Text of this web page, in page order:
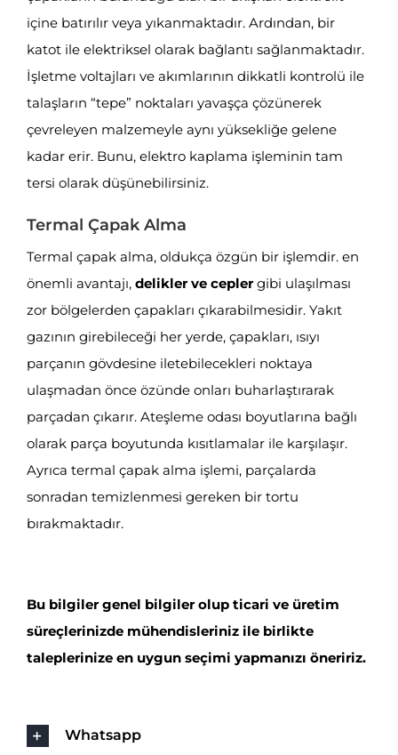
içine batırılır veya yıkanmaktadır. Ardından, bir
katot ile elektriksel olarak bağlantı sağlanmaktadır.
İşletme voltajları ve akımlarının dikkatli kontrolü ile
talaşların “tepe” noktaları yavaşça çözünerek
çevreleyen malzemeyle aynı yüksekliğe gelene
kadar erir. Bunu, elektro kaplama işleminin tam
tersi olarak düşünebilirsiniz.
Termal Çapak Alma
Termal çapak alma, oldukça özgün bir işlemdir. en
önemli avantajı,delikler ve ceplergibi ulaşılması
zor bölgelerden çapakları çıkarabilmesidir. Yakıt
gazının girebileceği her yerde, çapakları, ısıyı
parçanın gövdesine iletebilecekleri noktaya
ulaşmadan önce özünde onları buharlaştırarak
parçadan çıkarır. Ateşleme odası boyutlarına bağlı
olarak parça boyutunda kısıtlamalar ile karşılaşır.
Ayrıca termal çapak alma işlemi, parçalarda
sonradan temizlenmesi gereken bir tortu
bırakmaktadır.
Bu bilgiler genel bilgiler olup ticari ve üretim
süreçlerinizde mühendisleriniz ile birlikte
taleplerinize en uygun seçimi yapmanızı öneririz.
Whatsapp